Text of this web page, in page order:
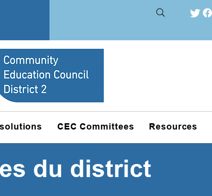
CEC Committees Resources
du district